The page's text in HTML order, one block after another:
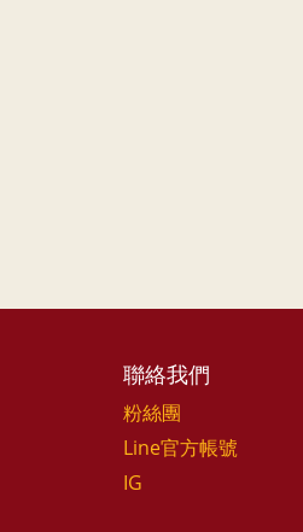
聯絡我們
粉絲團
Line官方帳號
IG